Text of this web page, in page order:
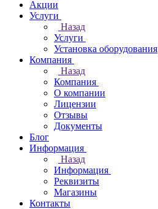
Акции
Услуги
Назад
Услуги
Установка оборудования
Компания
Назад
Компания
О компании
Лицензии
Отзывы
Документы
Блог
Информация
Назад
Информация
Реквизиты
Магазины
Контакты